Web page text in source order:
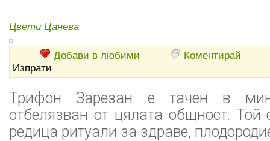
Цвети Цанева
Добави в любими
Коментирай
Изпрати
Трифон Зарезан е тачен в
отбелязван от цялата общност. Той
редица ритуали за здраве,